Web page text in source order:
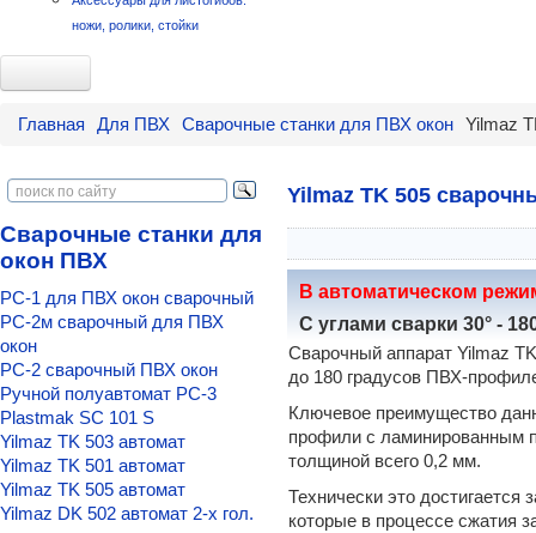
ножи, ролики, стойки
Линии станков для ПВХ окон
Линия для окон ПВХ "Старт"
Линия "Эконом"
Линия Стандарт-1
Линия Стандарт-2
Комплект "Турция-1"
Комплект Plastmak для ПВХ окон
Пилы и штапикорезы
Yilmaz KY 305 (KY 300)
Yilmaz KD 305 (KD 300)
Yilmaz KD 400 M
Yilmaz KD 400 P
Plastmak SC 401
Главная Для ПВХ Сварочные станки для ПВХ окон Yilmaz
Сварочные станки для
окон ПВХ
РС-1 для ПВХ окон сварочный
РС-2м сварочный для ПВХ
окон
РС-2 сварочный ПВХ окон
Ручной полуавтомат РС-3
Plastmak SC 101 S
Yilmaz TK 503 автомат
Yilmaz TK 501 автомат
Yilmaz TK 505 автомат
Yilmaz DK 502 автомат 2-х гол.
Yilmaz TK 505
В автоматическом
С углами сварки 30° -
Сварочный аппарат Yilmaz
до 180 градусов ПВХ-
Ключевое преимущество
профили с ламинированным
толщиной всего 0,2 мм.
Технически это
которые в процессе сжатия